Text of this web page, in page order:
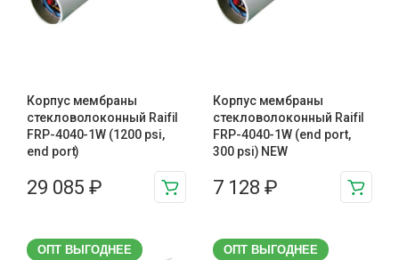
Корпус мембраны
стекловолоконный Raifil
FRP-4040-1W (1200 psi,
end port)
29 085 ₽
Корпус мембраны
стекловолоконный Raifil
FRP-4040-1W (end port,
300 psi) NEW
7 128 ₽
ОПТ ВЫГОДНЕЕ ОПТ ВЫГОДНЕЕ